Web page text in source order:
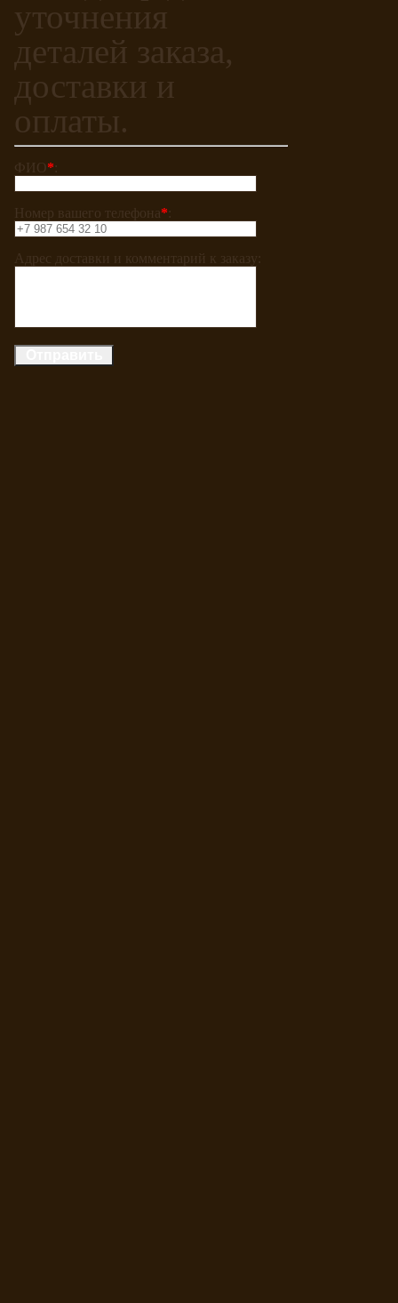
уточнения
деталей заказа,
доставки и
оплаты.
ФИО*
Номер вашего телефона*
Адрес доставки и комментарий к заказу: